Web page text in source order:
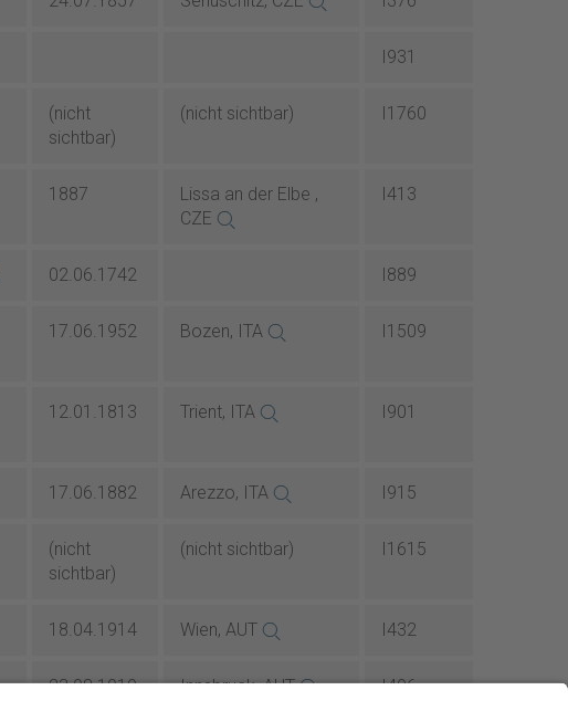
I931
(nicht
sichtbar)
(nicht sichtbar) I1760
1887
Lissa an der Elbe ,
CZE
I413
02.06.1742 I889
17.06.1952 Bozen, ITA I1509
12.01.1813 Trient, ITA I901
17.06.1882 Arezzo, ITA I915
(nicht
sichtbar)
(nicht sichtbar) I1615
18.04.1914 Wien, AUT I432
23.08.1919 Innsbruck, AUT I496